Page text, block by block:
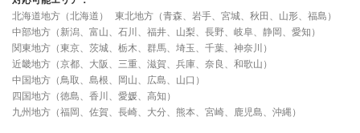
北海道地方（北海道）
東北地方（青森、岩手、宮城、秋田、山形、福島）
中部地方（新潟、富山、石川、福井、山梨、長野、岐阜、静岡、愛知）
関東地方（東京、茨城、栃木、群馬、埼玉、千葉、神奈川）
近畿地方（京都、大阪、三重、滋賀、兵庫、奈良、和歌山）
中国地方（鳥取、島根、岡山、広島、山口）
四国地方（徳島、香川、愛媛、高知）
九州地方（福岡、佐賀、長崎、大分、熊本、宮崎、鹿児島、沖縄）